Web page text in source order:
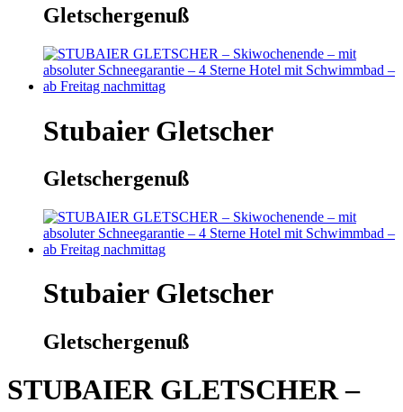
Gletschergenuß
Stubaier Gletscher
Gletschergenuß
Stubaier Gletscher
Gletschergenuß
STUBAIER GLETSCHER –